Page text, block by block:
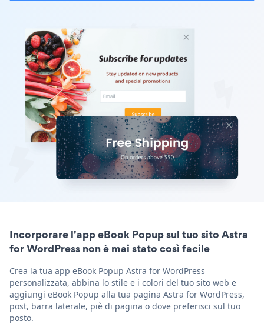
Incorporare l'app eBook Popup sul tuo sito Astra
for WordPress non è mai stato così facile
Crea la tua app eBook Popup Astra for WordPress
personalizzata, abbina lo stile e i colori del tuo sito web e
aggiungi eBook Popup alla tua pagina Astra for WordPress,
post, barra laterale, piè di pagina o dove preferisci sul tuo
posto.